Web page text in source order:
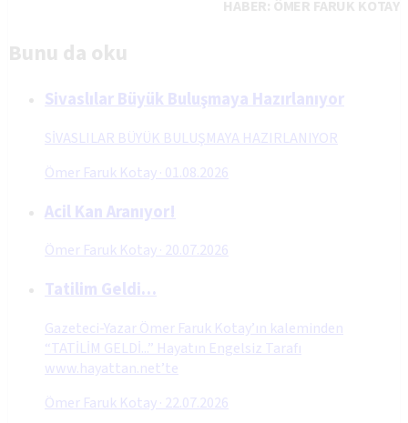
HABER: ÖMER FARUK KOTAY
Bunu da oku
Sivaslılar Büyük Buluşmaya Hazırlanıyor
SİVASLILAR BÜYÜK BULUŞMAYA HAZIRLANIYOR
Ömer Faruk Kotay· 01.08.2026
Acil Kan Aranıyor!
Ömer Faruk Kotay· 20.07.2026
Tatilim Geldi…
Gazeteci-Yazar Ömer Faruk Kotay’ın kaleminden
“TATİLİM GELDİ...” Hayatın Engelsiz Tarafı
www.hayattan.net’te
Ömer Faruk Kotay· 22.07.2026